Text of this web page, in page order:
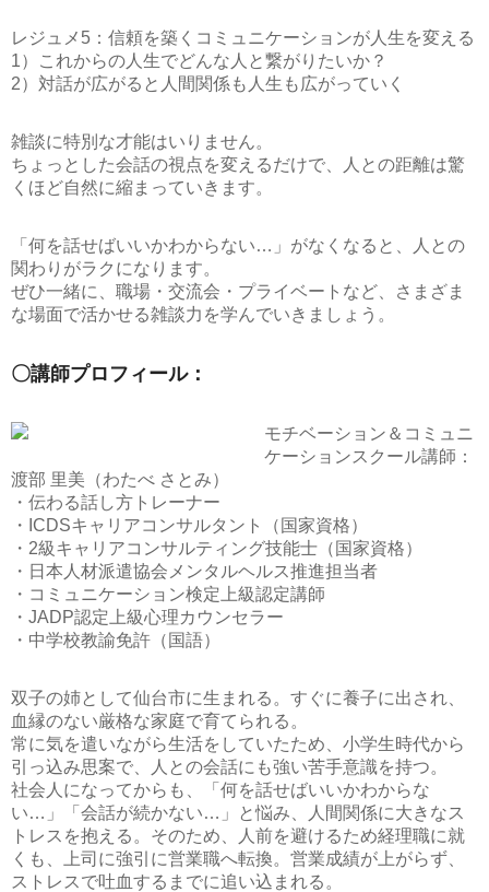
レジュメ5：信頼を築くコミュニケーションが人生を変える
1）これからの人生でどんな人と繋がりたいか？
2）対話が広がると人間関係も人生も広がっていく
雑談に特別な才能はいりません。
ちょっとした会話の視点を変えるだけで、人との距離は驚
くほど自然に縮まっていきます。
「何を話せばいいかわからない…」がなくなると、人との
関わりがラクになります。
ぜひ一緒に、職場・交流会・プライベートなど、さまざま
な場面で活かせる雑談力を学んでいきましょう。
〇講師プロフィール：
モチベーション＆コミュニ
ケーションスクール講師：
渡部 里美（わたべ さとみ）
・伝わる話し方トレーナー
・ICDSキャリアコンサルタント（国家資格）
・2級キャリアコンサルティング技能士（国家資格）
・日本人材派遣協会メンタルヘルス推進担当者
・コミュニケーション検定上級認定講師
・JADP認定上級心理カウンセラー
・中学校教諭免許（国語）
双子の姉として仙台市に生まれる。すぐに養子に出され、
血縁のない厳格な家庭で育てられる。
常に気を遣いながら生活をしていたため、小学生時代から
引っ込み思案で、人との会話にも強い苦手意識を持つ。
社会人になってからも、「何を話せばいいかわからな
い…」「会話が続かない…」と悩み、人間関係に大きなス
トレスを抱える。そのため、人前を避けるため経理職に就
くも、上司に強引に営業職へ転換。営業成績が上がらず、
ストレスで吐血するまでに追い込まれる。